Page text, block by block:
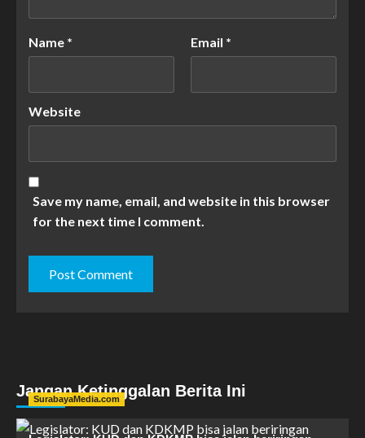
Name * Email *
Website
Save my name, email, and website in this browser
for the next time I comment.
Jangan Ketinggalan Berita Ini
SurabayaMedia.com